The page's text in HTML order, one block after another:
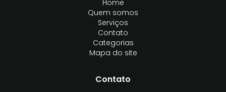
Home
Quem somos
Serviços
Contato
Categorias
Mapa do site
Contato